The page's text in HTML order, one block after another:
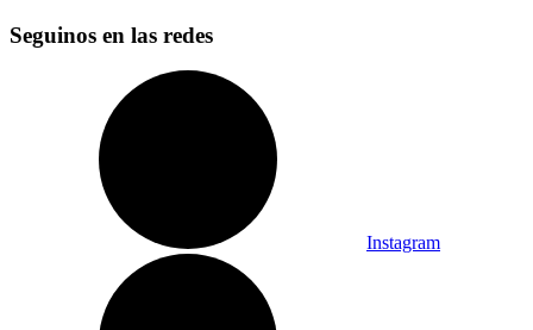
Seguinos en las redes
Instagram